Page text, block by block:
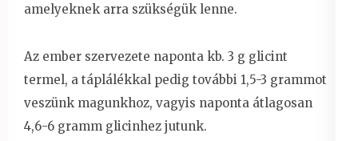
amelyeknek arra szükségük lenne.
Az ember szervezete naponta kb. 3 g glicint
termel, a táplálékkal pedig további 1,5-3 grammot
veszünk magunkhoz, vagyis naponta átlagosan
4,6-6 gramm glicinhez jutunk.